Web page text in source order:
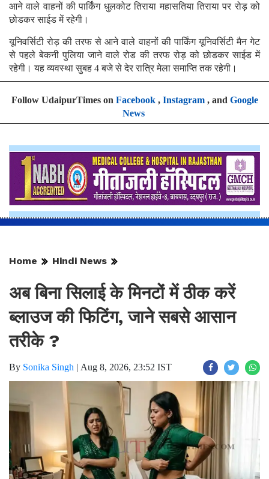
आने वाले वाहनों की पार्किंग धुलकोट तिराया महासतिया तिराया पर रोड़ को
छोडकर साईड में रहेगी।
यूनिवर्सिटी रोड़ की तरफ से आने वाले वाहनों की पार्किंग यूनिवर्सिटी मैन गेट
से पहले बेकनी पुलिया जाने वाले रोड की तरफ रोड़ को छोडकर साईड में
रहेगी। यह व्यवस्था सुबह 4 बजे से देर रात्रि मेला समाप्ति तक रहेगी।
Follow UdaipurTimes on Facebook, Instagram, and Google
News
Home Hindi News
अब बिना सिलाई के मिनटों में ठीक करें
ब्लाउज की फिटिंग, जाने सबसे आसान
तरीके ?
By Sonika Singh | Aug 8, 2026, 23:52 IST